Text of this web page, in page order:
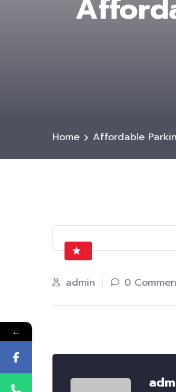
Home Affordable
admin 0
←